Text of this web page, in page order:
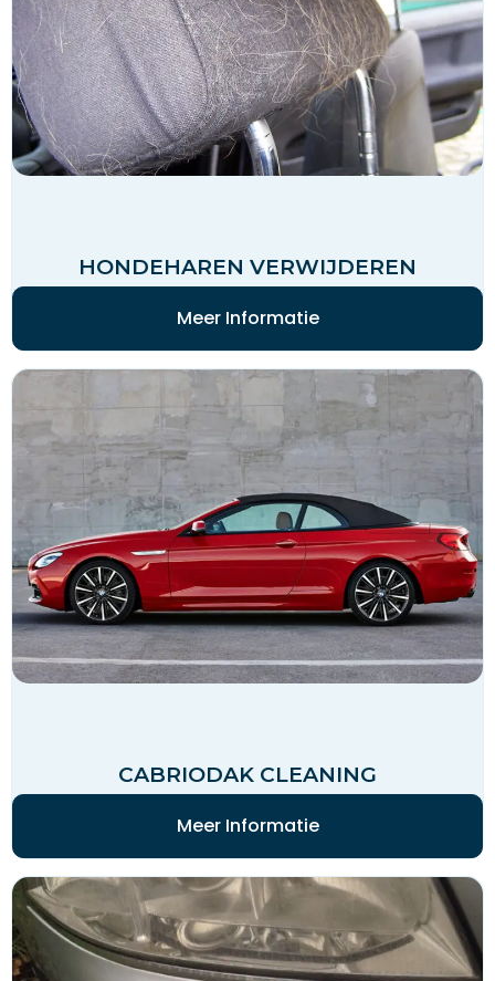
HONDEHAREN VERWIJDEREN
Meer Informatie
CABRIODAK CLEANING
Meer Informatie